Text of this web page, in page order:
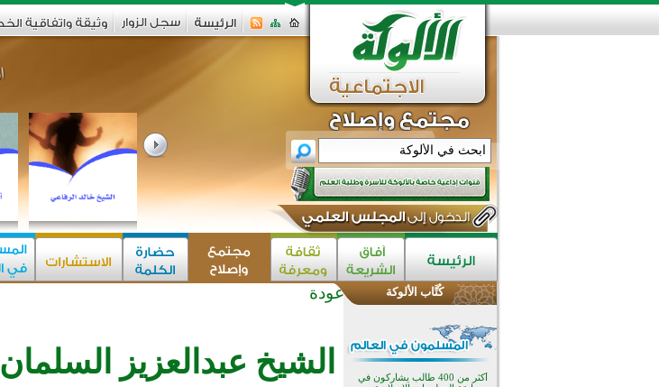
عودة
الشيخ عبدالعزيز السلمان
كُتَّاب الألوكة
تيسليتش تختتم برنامجا تعليميا لتعزيز
المسلمين
انطلاق فعاليات "أيام مساجد
إستولتس 2026" ببرنامج ديني
وثقافي يمتد حتى أغسطس
أكثر من 400 طالب يشاركون في